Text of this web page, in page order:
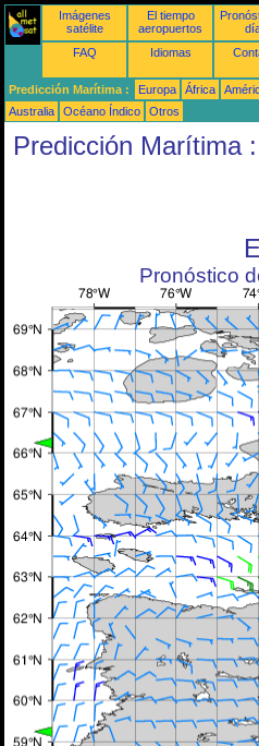
Imágenes
satélite
El tiempo
aeropuertos
FAQ Idiomas
Predicción Marítima : Europa África
Australia
Océano Índico Otros
Predicción Marítima
Pronóstico